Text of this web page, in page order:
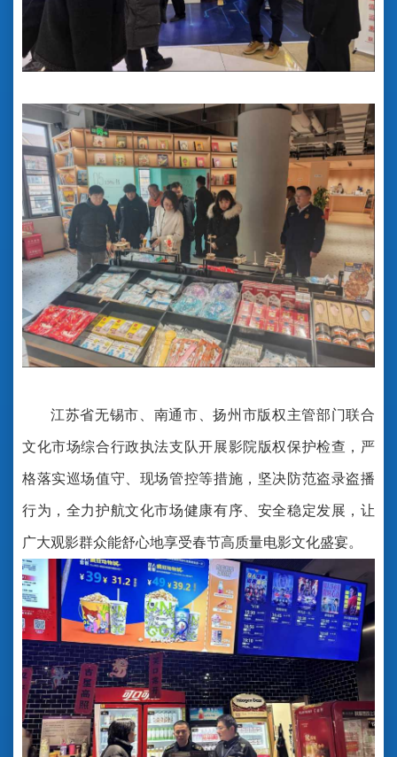
江苏省无锡市、南通市、扬州市版权主管部门联合
文化市场综合行政执法支队开展影院版权保护检查，严
格落实巡场值守、现场管控等措施，坚决防范盗录盗播
行为，全力护航文化市场健康有序、安全稳定发展，让
广大观影群众能舒心地享受春节高质量电影文化盛宴。